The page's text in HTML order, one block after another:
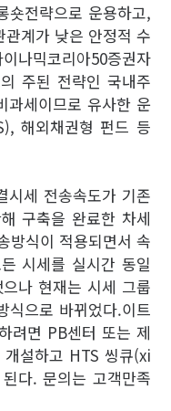
전략으로 운용하고,
계가 낮은 안정적 수
나믹코리아50증권자
주된 전략인 국내주
과세이므로 유사한 운
해외채권형 펀드 등
세 전송속도가 기존
구축을 완료한 차세
방식이 적용되면서 속
시세를 실시간 동일
나 현재는 시세 그룹
식으로 바뀌었다.이트
려면 PB센터 또는 제
설하고 HTS 씽큐(xi
다. 문의는 고객만족